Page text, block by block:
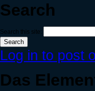
Search
Search this site:
Log in to post
Das